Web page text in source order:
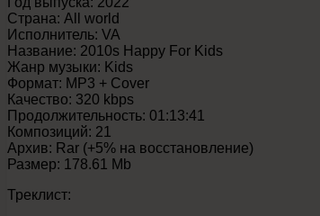
Страна: All world
Исполнитель: VA
Название: 2010s Happy For Kids
Жанр музыки: Kids
Формат: MP3 + Cover
Качество: 320 kbps
Продолжительность: 01:13:41
Композиций: 21
Архив: Rar (+5% на восстановление)
Размер: 178.61 Mb
Треклист: